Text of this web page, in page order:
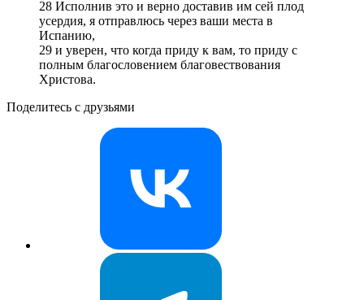
28 Исполнив это и верно доставив им сей плод
усердия, я отправлюсь через ваши места в
Испанию,
29 и уверен, что когда приду к вам, то приду с
полным благословением благовествования
Христова.
Поделитесь с друзьями